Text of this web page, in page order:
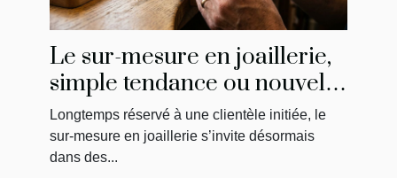
Le sur-mesure en joaillerie,
simple tendance ou nouvelle
norme ?
Longtemps réservé à une clientèle initiée, le
sur-mesure en joaillerie s’invite désormais
dans des...